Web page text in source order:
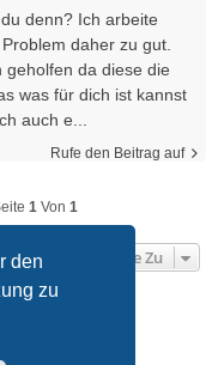
den
zu
denn? Ich arbeite
daher zu gut.
geholfen da diese die
was für dich ist kannst
auch e...
Rufe den Beitrag auf
1Von 1
Gehe Zu